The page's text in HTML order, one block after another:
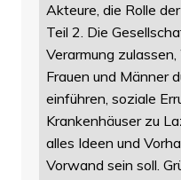
Akteure, die Rolle
Teil 2. Die
Verarmung
Frauen und Männer
einführen, soziale
Krankenhäuser zu
alles Ideen und
Vorwand sein soll.